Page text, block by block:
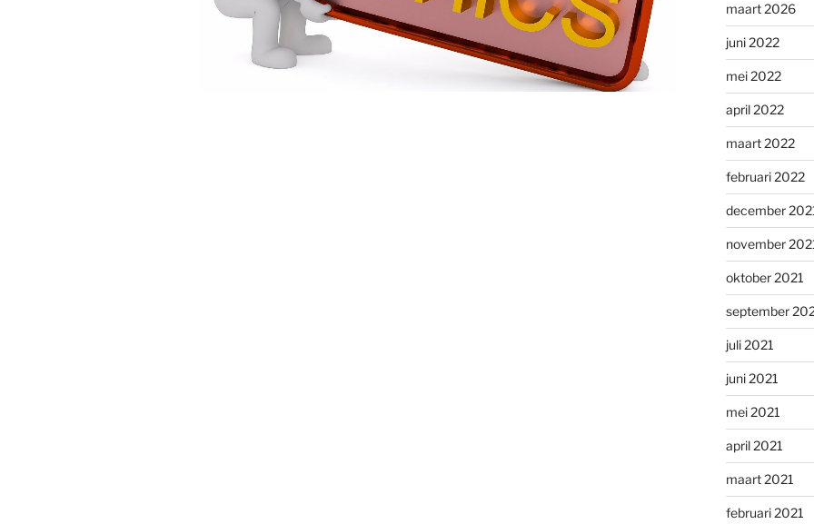
maart 2026
juni 2022
mei 2022
april 2022
maart 2022
februari 2022
december
november
oktober 2021
september
juli 2021
juni 2021
mei 2021
april 2021
maart 2021
februari 2021